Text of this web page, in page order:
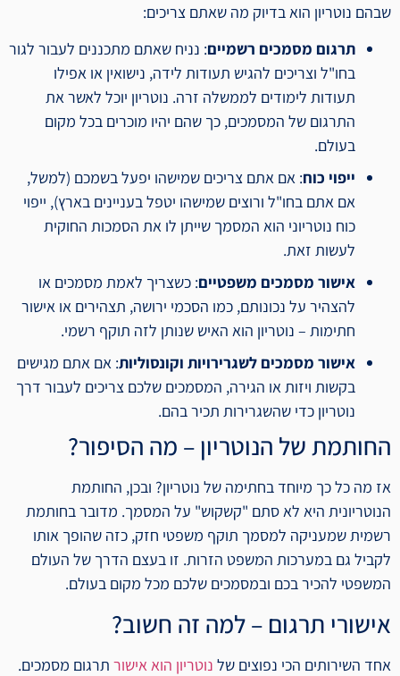
שבהם נוטריון הוא בדיוק מה שאתם צריכים:
תרגום מסמכים רשמיים: נניח שאתם מתכננים לעבור לגור
בחו"ל וצריכים להגיש תעודות לידה, נישואין או אפילו
תעודות לימודים לממשלה זרה. נוטריון יוכל לאשר את
התרגום של המסמכים, כך שהם יהיו מוכרים בכל מקום
בעולם.
ייפוי כוח: אם אתם צריכים שמישהו יפעל בשמכם (למשל,
אם אתם בחו"ל ורוצים שמישהו יטפל בעניינים בארץ), ייפוי
כוח נוטריוני הוא המסמך שייתן לו את הסמכות החוקית
לעשות זאת.
אישור מסמכים משפטיים: כשצריך לאמת מסמכים או
להצהיר על נכונותם, כמו הסכמי ירושה, תצהירים או אישור
חתימות – נוטריון הוא האיש שנותן לזה תוקף רשמי.
אישור מסמכים לשגרירויות וקונסוליות: אם אתם מגישים
בקשות ויזות או הגירה, המסמכים שלכם צריכים לעבור דרך
נוטריון כדי שהשגרירות תכיר בהם.
החותמת של הנוטריון – מה הסיפור?
אז מה כל כך מיוחד בחתימה של נוטריון? ובכן, החותמת
הנוטריונית היא לא סתם "קשקוש" על המסמך. מדובר בחותמת
רשמית שמעניקה למסמך תוקף משפטי חזק, כזה שהופך אותו
לקביל גם במערכות המשפט הזרות. זו בעצם הדרך של העולם
המשפטי להכיר בכם ובמסמכים שלכם מכל מקום בעולם.
אישורי תרגום – למה זה חשוב?
אחד השירותים הכי נפוצים של נוטריון הוא אישור תרגום מסמכים.